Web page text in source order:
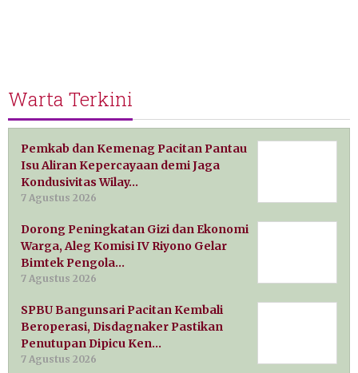
Warta Terkini
Pemkab dan Kemenag Pacitan Pantau
Isu Aliran Kepercayaan demi Jaga
Kondusivitas Wilay…
7 Agustus 2026
Dorong Peningkatan Gizi dan Ekonomi
Warga, Aleg Komisi IV Riyono Gelar
Bimtek Pengola…
7 Agustus 2026
SPBU Bangunsari Pacitan Kembali
Beroperasi, Disdagnaker Pastikan
Penutupan Dipicu Ken…
7 Agustus 2026